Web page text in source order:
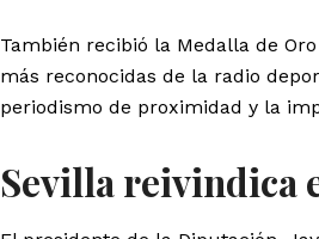
También recibió la Medalla de
más reconocidas de la radio
periodismo de proximidad y la
Sevilla reivindica